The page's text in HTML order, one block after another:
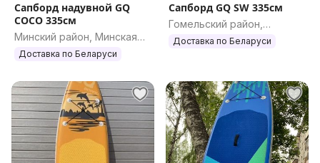
Сапборд надувной GQ
COCO 335см
Минский район, Минская
обл.
Доставка по Беларуси
Сапборд GQ SW 335см
Гомельский район,
Гомельская обл.
Доставка по Беларуси